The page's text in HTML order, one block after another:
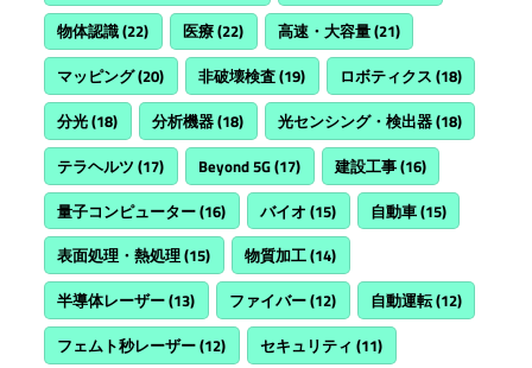
物体認識(22) 医療(22) 高速・大容量(21)
マッピング(20) 非破壊検査(19) ロボティクス (18)
分光(18) 分析機器(18) 光センシング・検出器(18)
テラヘルツ (17) Beyond 5G(17) 建設工事(16)
量子コンピューター(16) バイオ (15) 自動車(15)
表面処理・熱処理(15) 物質加工(14)
半導体レーザー(13) ファイバー(12) 自動運転(12)
フェムト秒レーザー(12) セキュリティ (11)